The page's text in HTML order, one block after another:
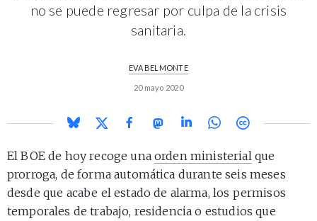
no se puede regresar por culpa de la crisis
sanitaria.
EVA BELMONTE
20 mayo 2020
El BOE de hoy recoge unaorden ministerial que
prorroga, de forma automática durante seis meses
desde que acabe el estado de alarma, los permisos
temporales de trabajo, residencia o estudios que